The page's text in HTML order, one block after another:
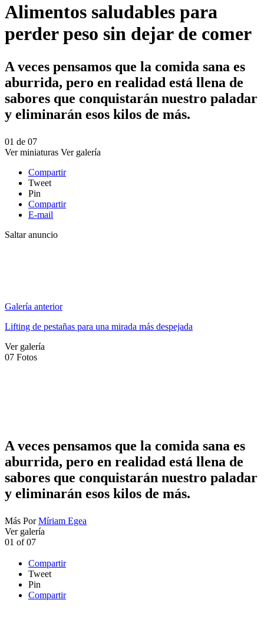
Alimentos saludables para
perder peso sin dejar de comer
A veces pensamos que la comida sana es
aburrida, pero en realidad está llena de
sabores que conquistarán nuestro paladar
y eliminarán esos kilos de más.
01 de 07
Ver miniaturas Ver galería
Compartir
Tweet
Pin
Compartir
E-mail
Saltar anuncio
Galería anterior
Lifting de pestañas para una mirada más despejada
Ver galería
07 Fotos
A veces pensamos que la comida sana es
aburrida, pero en realidad está llena de
sabores que conquistarán nuestro paladar
y eliminarán esos kilos de más.
Más PorMíriam Egea
Ver galería
01 of 07
Compartir
Tweet
Pin
Compartir